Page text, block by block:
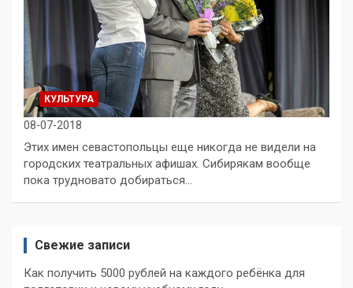
КУЛЬТУРА
08-07-2018
Этих имен севастопольцы еще никогда не видели на
городских театральных афишах. Сибирякам вообще
пока трудновато добираться…
Свежие записи
Как получить 5000 рублей на каждого ребёнка для